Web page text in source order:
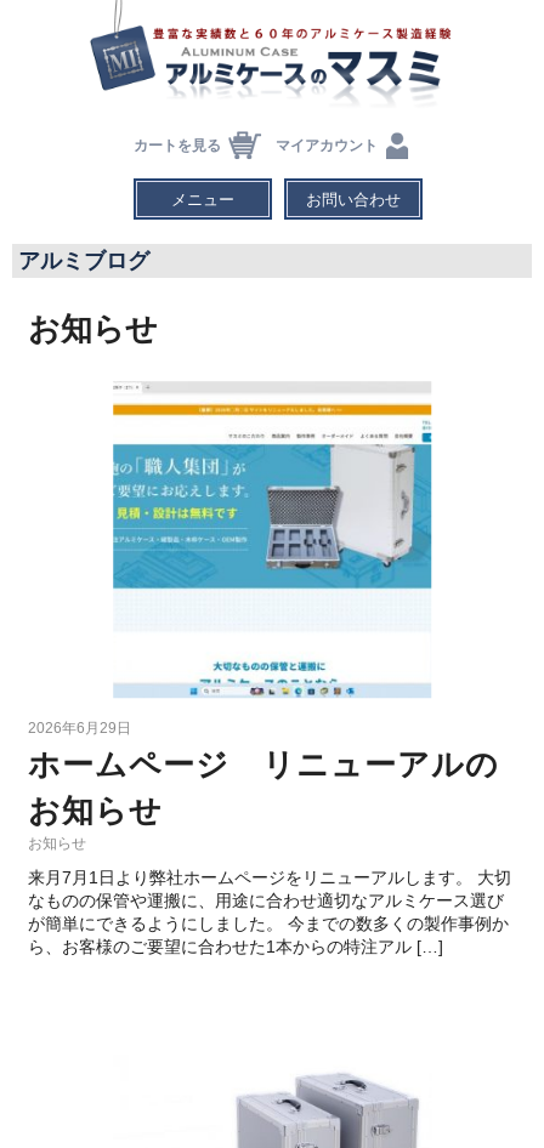
カートを見る マイアカウント
メニュー お問い合わせ
アルミブログ
お知らせ
2026年6月29日
ホームページ リニューアルの
お知らせ
お知らせ
来月7月1日より弊社ホームページをリニューアルします。 大切
なものの保管や運搬に、用途に合わせ適切なアルミケース選び
が簡単にできるようにしました。 今までの数多くの製作事例か
ら、お客様のご要望に合わせた1本からの特注アル […]